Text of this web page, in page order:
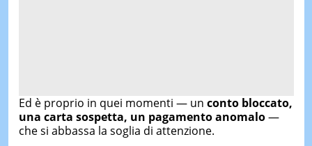
Ed è proprio in quei momenti — un conto bloccato,
una carta sospetta, un pagamento anomalo—
che si abbassa la soglia di attenzione.